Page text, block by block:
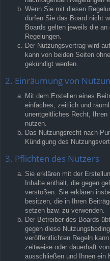
Wenn Sie mit diesen
dürfen Sie das Board nicht
Boards gelten jeweils die
Regelungen.
Der Nutzungsvertrag wird
kann von beiden Seiten
gekündigt werden.
2. Einräumung von
Mit dem Erstellen eines
einfaches, zeitlich und
unentgeltliches Recht,
nutzen.
Das Nutzungsrecht nach
Kündigung des
3. Pflichten des Nutzers
Sie erklären mit der
Inhalte enthält, die gegen
verstoßen. Sie erklären
besitzen, die in Ihren
setzen bzw. zu verwenden.
Der Betreiber des Boards
gegen diese
veröffentlichten Regeln
zeitweise oder dauerhaft
ausschließen und Ihnen ein